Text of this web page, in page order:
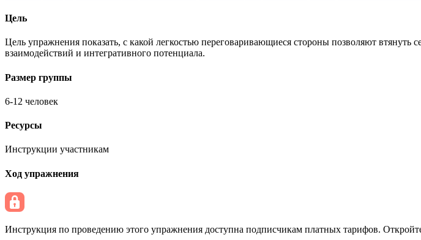
Цель
Цель упражнения показать, с какой легкостью переговаривающиеся стороны позволяют втянуть
взаимодействий и интегративного потенциала.
Размер группы
6-12 человек
Ресурсы
Инструкции участникам
Ход упражнения
Инструкция по проведению этого упражнения доступна подписчикам платных тарифов.